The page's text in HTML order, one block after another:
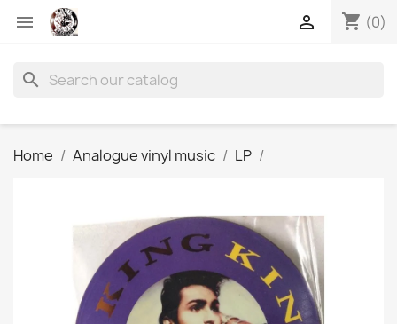
 shopping_cart (0)

search
Home Analogue vinyl music LP